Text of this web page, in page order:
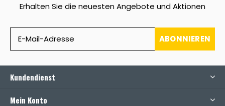
Erhalten Sie die neuesten Angebote und Aktionen
ABONNIEREN
Kundendienst
Mein Konto